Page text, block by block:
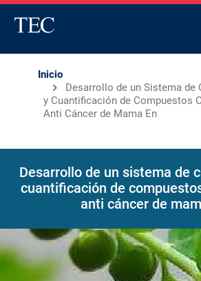
Inicio
Desarrollo de un Sistema de
y Cuantificación de Compuestos
Anti Cáncer de Mama En
Desarrollo de un sistema de
cuantificación de
anti cáncer de